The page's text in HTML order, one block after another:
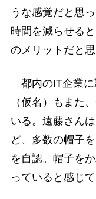
うな感覚だと思
時間を減らせる
のメリットだと
都内のIT企業に
（仮名）もまた
いる。遠藤さん
ど、多数の帽子
を自認。帽子を
っていると感じて